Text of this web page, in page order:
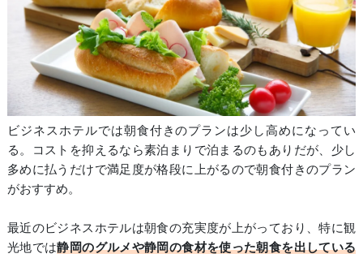
ビジネスホテルでは朝食付きのプランは少し高めになってい
る。コストを抑えるなら素泊まりで泊まるのもありだが、少し
多めに払うだけで満足度が格段に上がるので朝食付きのプラン
がおすすめ。
最近のビジネスホテルは朝食の充実度が上がっており、特に観
光地では静岡のグルメや静岡の食材を使った朝食を出している